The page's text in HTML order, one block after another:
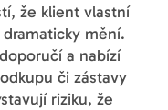
že klient vlastní
mění.
a nabízí
či zástavy
riziku, že